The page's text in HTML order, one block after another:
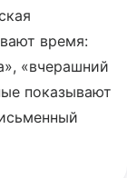
время:
«вчерашний
показывают